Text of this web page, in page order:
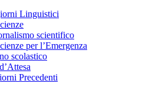
Linguistici
scientifico
per l’Emergenza
scolastico
Precedenti